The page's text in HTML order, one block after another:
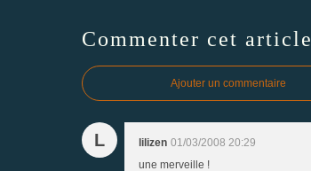
Commenter cet article
Ajouter un commentaire
L lilizen 01/03/2008 20:29
une merveille !